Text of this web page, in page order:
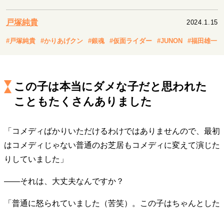
セカンドキャリアの描き方
夢を掴む選択
経営・ビジネス
リーダーの流儀 変革の原動力
次世代へのバトン
忘れられない言葉
10代・20代の土台
戸塚純貴 2024.1.15
#戸塚純貴 #かりあげクン #銀魂 #仮面ライダー #JUNON #福田雄一
この子は本当にダメな子だと思われた
こともたくさんありました
「コメディばかりいただけるわけではありませんので、最初
はコメディじゃない普通のお芝居もコメディに変えて演じた
りしていました」
――それは、大丈夫なんですか？
「普通に怒られていました（苦笑）。この子はちゃんとした